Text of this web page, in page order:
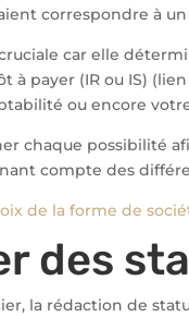
correspondre à
car elle
à payer (IR ou IS)
ou encore
chaque possibilité
compte des
de la forme de
des
la rédaction de